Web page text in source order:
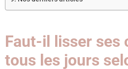
Faut-il lisser ses
tous les jours